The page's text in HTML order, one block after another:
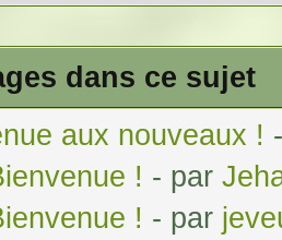
dans ce sujet
aux nouveaux !
! - par
! - par